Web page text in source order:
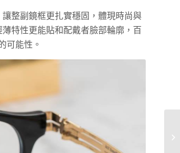
整副鏡框更扎實穩固，體現時尚與
特性更能貼和配戴者臉部輪廓，百
可能性。